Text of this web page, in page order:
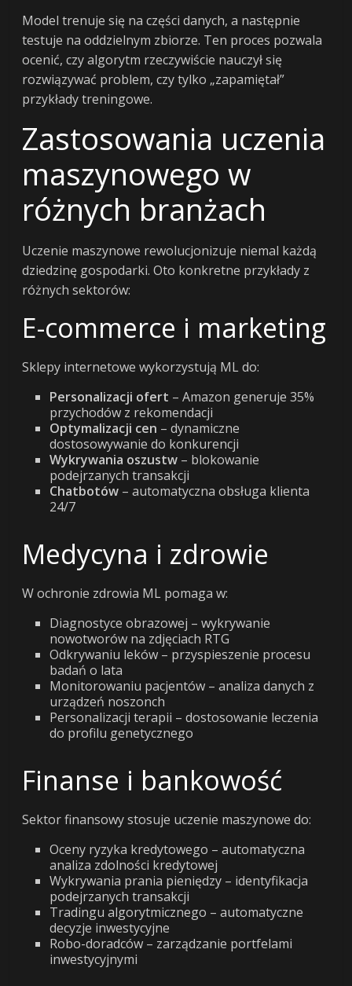
Model trenuje się na części danych, a następnie
testuje na oddzielnym zbiorze. Ten proces pozwala
ocenić, czy algorytm rzeczywiście nauczył się
rozwiązywać problem, czy tylko „zapamiętał”
przykłady treningowe.
Zastosowania uczenia
maszynowego w
różnych branżach
Uczenie maszynowe rewolucjonizuje niemal każdą
dziedzinę gospodarki. Oto konkretne przykłady z
różnych sektorów:
E-commerce i marketing
Sklepy internetowe wykorzystują ML do:
Personalizacji ofert – Amazon generuje 35%
przychodów z rekomendacji
Optymalizacji cen – dynamiczne
dostosowywanie do konkurencji
Wykrywania oszustw – blokowanie
podejrzanych transakcji
Chatbotów – automatyczna obsługa klienta
24/7
Medycyna i zdrowie
W ochronie zdrowia ML pomaga w:
Diagnostyce obrazowej – wykrywanie
nowotworów na zdjęciach RTG
Odkrywaniu leków – przyspieszenie procesu
badań o lata
Monitorowaniu pacjentów – analiza danych z
urządzeń noszonch
Personalizacji terapii – dostosowanie leczenia
do profilu genetycznego
Finanse i bankowość
Sektor finansowy stosuje uczenie maszynowe do:
Oceny ryzyka kredytowego – automatyczna
analiza zdolności kredytowej
Wykrywania prania pieniędzy – identyfikacja
podejrzanych transakcji
Tradingu algorytmicznego – automatyczne
decyzje inwestycyjne
Robo-doradców – zarządzanie portfelami
inwestycyjnymi